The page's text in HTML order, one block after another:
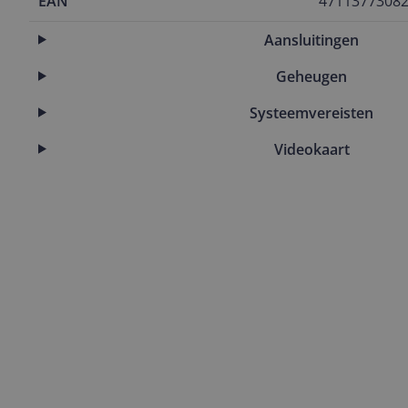
Aansluitingen
Geheugen
Systeemvereisten
Videokaart